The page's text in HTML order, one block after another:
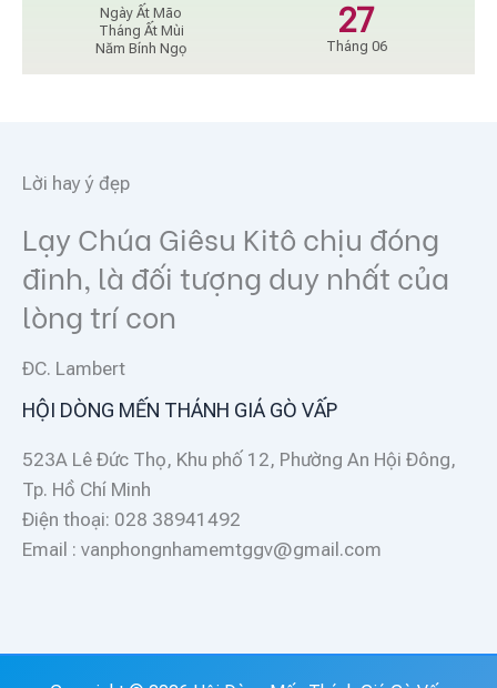
Ngày Ất Mão
Tháng Ất Mùi
Năm Bính Ngọ
27
Tháng 06
Lời hay ý đẹp
Lạy Chúa Giêsu Kitô chịu đóng
đinh, là đối tượng duy nhất của
lòng trí con
ĐC. Lambert
HỘI DÒNG MẾN THÁNH GIÁ GÒ VẤP
523A Lê Đức Thọ, Khu phố 12, Phường An Hội Đông,
Tp. Hồ Chí Minh
Điện thoại: 028 38941492
Email : vanphongnhamemtggv@gmail.com